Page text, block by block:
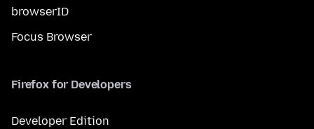
browserID
Focus Browser
Firefox for Developers
Developer Edition